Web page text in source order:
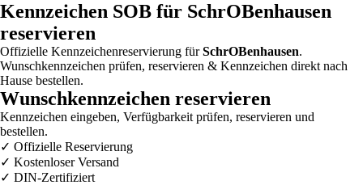
Kennzeichen SOB für SchrOBenhausen
reservieren
Offizielle Kennzeichenreservierung fürSchrOBenhausen.
Wunschkennzeichen prüfen, reservieren & Kennzeichen direkt nach
Hause bestellen.
Wunschkennzeichen reservieren
Kennzeichen eingeben, Verfügbarkeit prüfen, reservieren und
bestellen.
✓ Offizielle Reservierung
✓ Kostenloser Versand
✓ DIN-Zertifiziert